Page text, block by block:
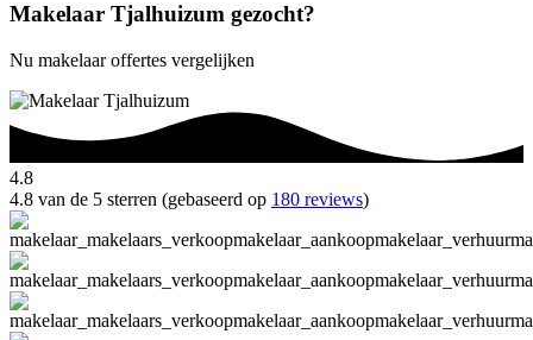
Makelaar Tjalhuizum gezocht?
Nu makelaar offertes vergelijken
4.8
4.8 van de 5 sterren (gebaseerd op 180 reviews)